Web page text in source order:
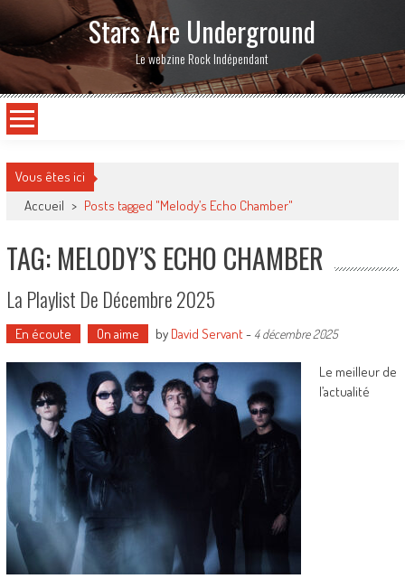
Stars Are Underground
Le webzine Rock Indépendant
Vous êtes ici
Accueil > Posts tagged "Melody’s Echo Chamber"
TAG: MELODY’S ECHO CHAMBER
La Playlist De Décembre 2025
En écoute On aime by David Servant- 4 décembre 2025
Le meilleur de
l’actualité